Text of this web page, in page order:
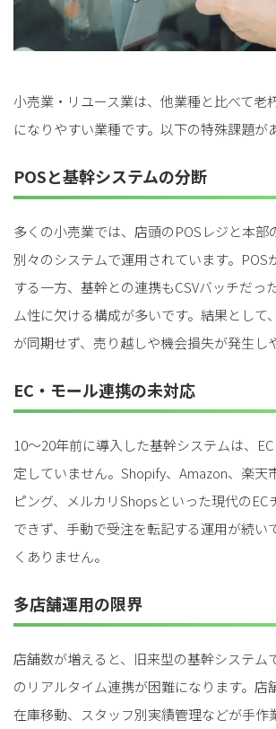
小売業・リユース業は、他業種と比べて老
になりやすい業種です。以下の特殊課題が
POSと基幹システムの分断
多くの小売業では、店頭のPOSレジと本部
別々のシステムで運用されています。POS
する一方、基幹との連携もCSVバッチだっ
ム性に欠ける構成が多いです。結果として
が同期せず、売り越しや機会損失が発生し
EC・モール連携の未対応
10～20年前に導入した基幹システムは、
定していません。Shopify、Amazon、楽天
ピング、メルカリShopsといった現代のEC
できず、手動で受注を転記する運用が続い
くありません。
多店舗運用の限界
店舗数が増えると、旧来型の基幹システム
のリアルタイム連携が困難になります。店
在庫移動、スタッフ別実績管理などが手作